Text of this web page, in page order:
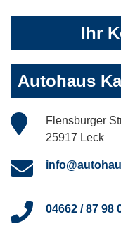
Ihr
Autohaus
Flensburger
25917 Leck
04662 / 87 98